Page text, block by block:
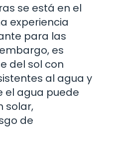
se está en el
experiencia
para las
es
del sol con
al agua y
el agua puede
solar,
de